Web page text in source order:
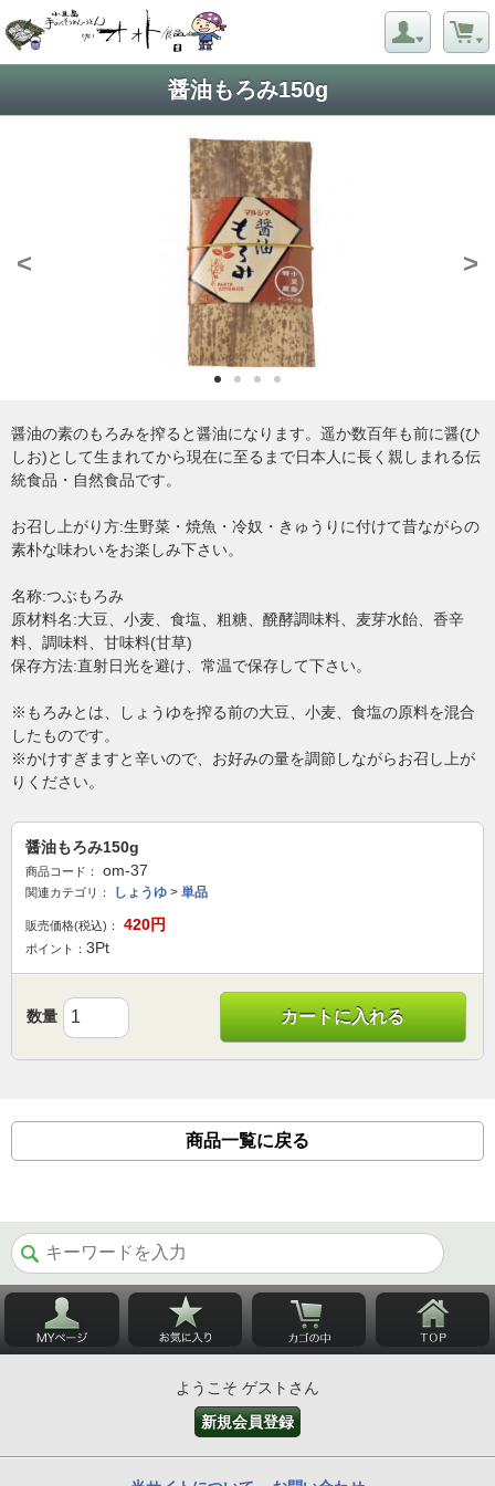
醤油もろみ150g
< >
醤油の素のもろみを搾ると醤油になります。遥か数百年も前に醤(ひ
しお)として生まれてから現在に至るまで日本人に長く親しまれる伝
統食品・自然食品です。
お召し上がり方:生野菜・焼魚・冷奴・きゅうりに付けて昔ながらの
素朴な味わいをお楽しみ下さい。
名称:つぶもろみ
原材料名:大豆、小麦、食塩、粗糖、醗酵調味料、麦芽水飴、香辛
料、調味料、甘味料(甘草)
保存方法:直射日光を避け、常温で保存して下さい。
※もろみとは、しょうゆを搾る前の大豆、小麦、食塩の原料を混合
したものです。
※かけすぎますと辛いので、お好みの量を調節しながらお召し上が
りください。
醤油もろみ150g
商品コード： om-37
関連カテゴリ： しょうゆ > 単品
販売価格(税込)： 420円
ポイント： 3Pt
数量 カートに入れる
商品一覧に戻る
ようこそ ゲストさん
新規会員登録